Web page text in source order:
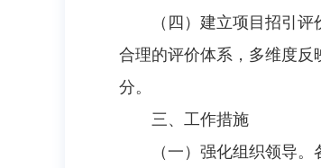
（四）建立项目招引
合理的评价体系，多维度反
分。
三、工作措施
（一）强化组织领导